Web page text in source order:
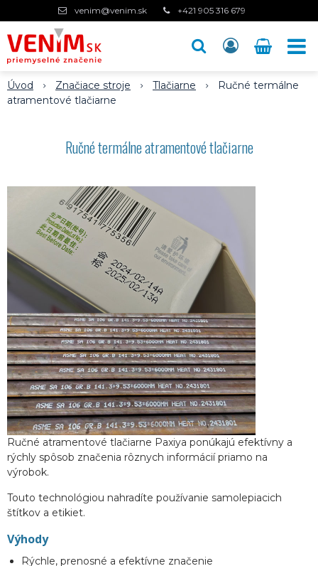
venim@venim.sk +421 905 316 679
Úvod Značiace stroje Tlačiarne
Ručné termálne
atramentové tlačiarne
Ručné termálne atramentové tlačiarne
Ručné atramentové tlačiarne Paxiya ponúkajú efektívny a
rýchly spôsob značenia rôznych informácií priamo na
výrobok.
Touto technológiou nahradíte používanie samolepiacich
štítkov a etikiet.
Výhody
Rýchle, prenosné a efektívne značenie